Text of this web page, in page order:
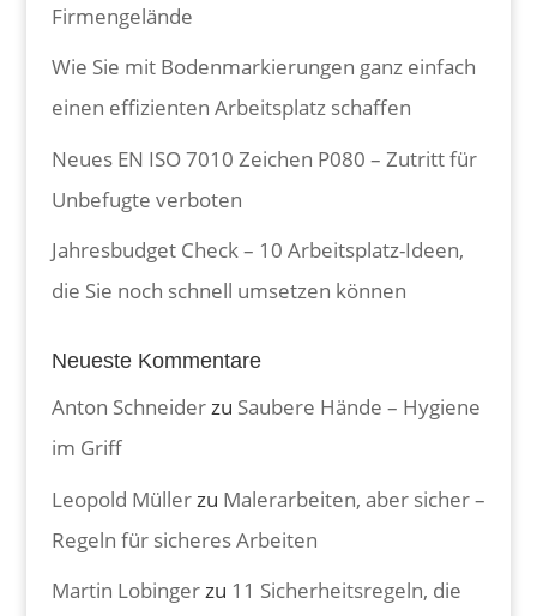
Firmengelände
Wie Sie mit Bodenmarkierungen ganz einfach
einen effizienten Arbeitsplatz schaffen
Neues EN ISO 7010 Zeichen P080 – Zutritt für
Unbefugte verboten
Jahresbudget Check – 10 Arbeitsplatz-Ideen,
die Sie noch schnell umsetzen können
Neueste Kommentare
Anton Schneiderzu Saubere Hände – Hygiene
im Griff
Leopold Müllerzu Malerarbeiten, aber sicher –
Regeln für sicheres Arbeiten
Martin Lobingerzu 11 Sicherheitsregeln, die